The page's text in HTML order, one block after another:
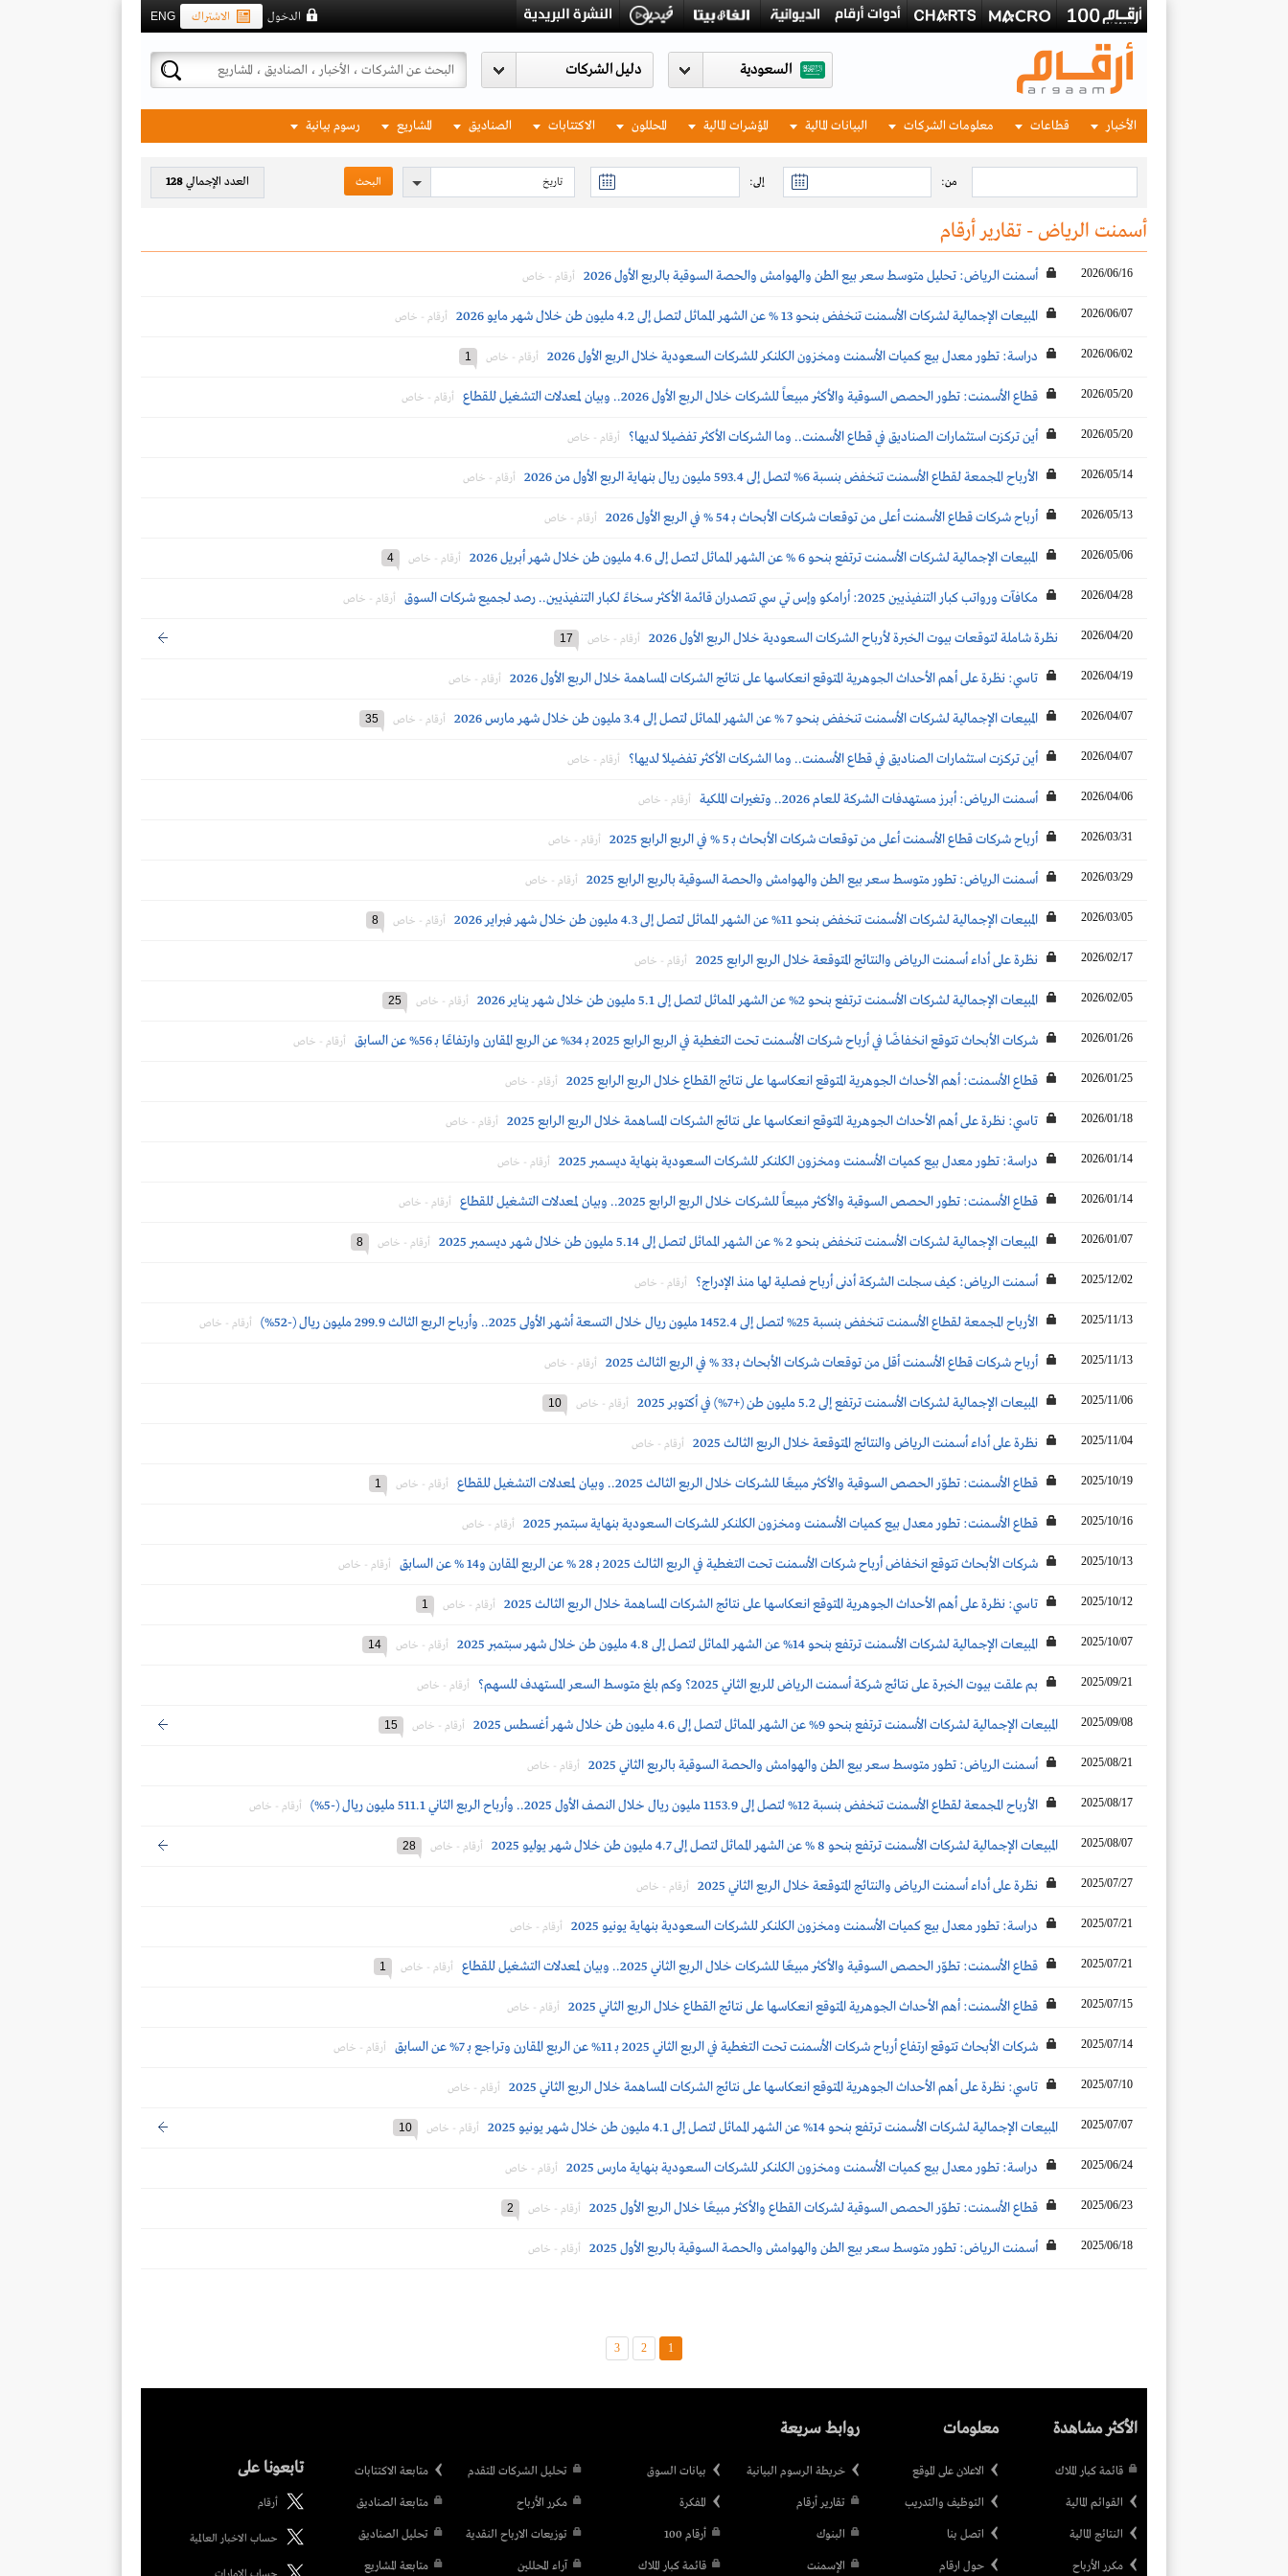
ENG الاشتراك الدخول
السعودية
الأخبار قطاعات معلومات الشركات البيانات المالية المؤشرات المالية المحللون الاكتتابات الصناديق المشاريع رسوم بيانية
من: إلى: العدد الإجمالي128
أسمنت الرياض - تقارير أرقام
2026/06/16 أسمنت الرياض: تحليل متوسط سعر بيع الطن والهوامش والحصة السوقية بالربع الأول 2026 أرقام - خاص
2026/06/07 المبيعات الإجمالية لشركات الأسمنت تنخفض بنحو 13 % عن الشهر المماثل لتصل إلى 4.2 مليون طن خلال شهر مايو 2026 أرقام - خاص
2026/06/02 دراسة: تطور معدل بيع كميات الأسمنت ومخزون الكلنكر للشركات السعودية خلال الربع الأول 2026 أرقام - خاص 1
2026/05/20 قطاع الأسمنت: تطور الحصص السوقية والأكثر مبيعاً للشركات خلال الربع الأول 2026.. وبيان لمعدلات التشغيل للقطاع أرقام - خاص
2026/05/20 أين تركزت استثمارات الصناديق في قطاع الأسمنت.. وما الشركات الأكثر تفضيلاً لديها؟ أرقام - خاص
2026/05/14 الأرباح المجمعة لقطاع الأسمنت تنخفض بنسبة 6% لتصل إلى 593.4 مليون ريال بنهاية الربع الأول من 2026 أرقام - خاص
2026/05/13 أرباح شركات قطاع الأسمنت أعلى من توقعات شركات الأبحاث بــ 54 % في الربع الأول 2026 أرقام - خاص
2026/05/06 المبيعات الإجمالية لشركات الأسمنت ترتفع بنحو 6 % عن الشهر المماثل لتصل إلى 4.6 مليون طن خلال شهر أبريل 2026 أرقام - خاص 4
2026/04/28 مكافآت ورواتب كبار التنفيذيين 2025: أرامكو وإس تي سي تتصدران قائمة الأكثر سخاءً لكبار التنفيذيين.. رصد لجميع شركات السوق أرقام - خاص
2026/04/20 نظرة شاملة لتوقعات بيوت الخبرة لأرباح الشركات السعودية خلال الربع الأول 2026 أرقام - خاص 17
2026/04/19 تاسي: نظرة على أهم الأحداث الجوهرية المتوقع انعكاسها على نتائج الشركات المساهمة خلال الربع الأول 2026 أرقام - خاص
2026/04/07 المبيعات الإجمالية لشركات الأسمنت تنخفض بنحو 7 % عن الشهر المماثل لتصل إلى 3.4 مليون طن خلال شهر مارس 2026 أرقام - خاص 35
2026/04/07 أين تركزت استثمارات الصناديق في قطاع الأسمنت.. وما الشركات الأكثر تفضيلاً لديها؟ أرقام - خاص
2026/04/06 أسمنت الرياض: أبرز مستهدفات الشركة للعام 2026.. وتغيرات الملكية أرقام - خاص
2026/03/31 أرباح شركات قطاع الأسمنت أعلى من توقعات شركات الأبحاث بــ 5 % في الربع الرابع 2025 أرقام - خاص
2026/03/29 أسمنت الرياض: تطور متوسط سعر بيع الطن والهوامش والحصة السوقية بالربع الرابع 2025 أرقام - خاص
2026/03/05 المبيعات الإجمالية لشركات الأسمنت تنخفض بنحو 11% عن الشهر المماثل لتصل إلى 4.3 مليون طن خلال شهر فبراير 2026 أرقام - خاص 8
2026/02/17 نظرة على أداء أسمنت الرياض والنتائج المتوقعة خلال الربع الرابع 2025 أرقام - خاص
2026/02/05 المبيعات الإجمالية لشركات الأسمنت ترتفع بنحو 2% عن الشهر المماثل لتصل إلى 5.1 مليون طن خلال شهر يناير 2026 أرقام - خاص 25
2026/01/26 شركات الأبحاث تتوقع انخفاضًا في أرباح شركات الأسمنت تحت التغطية في الربع الرابع 2025 بـ 34% عن الربع المقارن وارتفاعًا بـ 56% عن السابق أرقام - خاص
2026/01/25 قطاع الأسمنت: أهم الأحداث الجوهرية المتوقع انعكاسها على نتائج القطاع خلال الربع الرابع 2025 أرقام - خاص
2026/01/18 تاسي: نظرة على أهم الأحداث الجوهرية المتوقع انعكاسها على نتائج الشركات المساهمة خلال الربع الرابع 2025 أرقام - خاص
2026/01/14 دراسة: تطور معدل بيع كميات الأسمنت ومخزون الكلنكر للشركات السعودية بنهاية ديسمبر 2025 أرقام - خاص
2026/01/14 قطاع الأسمنت: تطور الحصص السوقية والأكثر مبيعاً للشركات خلال الربع الرابع 2025.. وبيان لمعدلات التشغيل للقطاع أرقام - خاص
2026/01/07 المبيعات الإجمالية لشركات الأسمنت تنخفض بنحو 2 % عن الشهر المماثل لتصل إلى 5.14 مليون طن خلال شهر ديسمبر 2025 أرقام - خاص 8
2025/12/02 أسمنت الرياض: كيف سجلت الشركة أدنى أرباح فصلية لها منذ الإدراج؟ أرقام - خاص
2025/11/13 الأرباح المجمعة لقطاع الأسمنت تنخفض بنسبة 25% لتصل إلى 1452.4 مليون ريال خلال التسعة أشهر الأولى 2025.. وأرباح الربع الثالث 299.9 مليون ريال (-52%) أرقام - خاص
2025/11/13 أرباح شركات قطاع الأسمنت أقل من توقعات شركات الأبحاث بــ 33 % في الربع الثالث 2025 أرقام - خاص
2025/11/06 المبيعات الإجمالية لشركات الأسمنت ترتفع إلى 5.2 مليون طن (+7%) في أكتوبر 2025 أرقام - خاص 10
2025/11/04 نظرة على أداء أسمنت الرياض والنتائج المتوقعة خلال الربع الثالث 2025 أرقام - خاص
2025/10/19 قطاع الأسمنت: تطوّر الحصص السوقية والأكثر مبيعًا للشركات خلال الربع الثالث 2025.. وبيان لمعدلات التشغيل للقطاع أرقام - خاص 1
2025/10/16 قطاع الأسمنت: تطور معدل بيع كميات الأسمنت ومخزون الكلنكر للشركات السعودية بنهاية سبتمبر 2025 أرقام - خاص
2025/10/13 شركات الأبحاث تتوقع انخفاض أرباح شركات الأسمنت تحت التغطية في الربع الثالث 2025 بـ 28 % عن الربع المقارن و14 % عن السابق أرقام - خاص
2025/10/12 تاسي: نظرة على أهم الأحداث الجوهرية المتوقع انعكاسها على نتائج الشركات المساهمة خلال الربع الثالث 2025 أرقام - خاص 1
2025/10/07 المبيعات الإجمالية لشركات الأسمنت ترتفع بنحو 14% عن الشهر المماثل لتصل إلى 4.8 مليون طن خلال شهر سبتمبر 2025 أرقام - خاص 14
2025/09/21 بم علقت بيوت الخبرة على نتائج شركة أسمنت الرياض للربع الثاني 2025؟ وكم بلغ متوسط السعر المستهدف للسهم؟ أرقام - خاص
2025/09/08 المبيعات الإجمالية لشركات الأسمنت ترتفع بنحو 9% عن الشهر المماثل لتصل إلى 4.6 مليون طن خلال شهر أغسطس 2025 أرقام - خاص 15
2025/08/21 أسمنت الرياض: تطور متوسط سعر بيع الطن والهوامش والحصة السوقية بالربع الثاني 2025 أرقام - خاص
2025/08/17 الأرباح المجمعة لقطاع الأسمنت تنخفض بنسبة 12% لتصل إلى 1153.9 مليون ريال خلال النصف الأول 2025.. وأرباح الربع الثاني 511.1 مليون ريال (-5%) أرقام - خاص
2025/08/07 المبيعات الإجمالية لشركات الأسمنت ترتفع بنحو 8 % عن الشهر المماثل لتصل إلى 4.7 مليون طن خلال شهر يوليو 2025 أرقام - خاص 28
2025/07/27 نظرة على أداء أسمنت الرياض والنتائج المتوقعة خلال الربع الثاني 2025 أرقام - خاص
2025/07/21 دراسة: تطور معدل بيع كميات الأسمنت ومخزون الكلنكر للشركات السعودية بنهاية يونيو 2025 أرقام - خاص
2025/07/21 قطاع الأسمنت: تطوّر الحصص السوقية والأكثر مبيعًا للشركات خلال الربع الثاني 2025.. وبيان لمعدلات التشغيل للقطاع أرقام - خاص 1
2025/07/15 قطاع الأسمنت: أهم الأحداث الجوهرية المتوقع انعكاسها على نتائج القطاع خلال الربع الثاني 2025 أرقام - خاص
2025/07/14 شركات الأبحاث تتوقع ارتفاع أرباح شركات الأسمنت تحت التغطية في الربع الثاني 2025 بـ 11% عن الربع المقارن وتراجع بـ 7% عن السابق أرقام - خاص
2025/07/10 تاسي: نظرة على أهم الأحداث الجوهرية المتوقع انعكاسها على نتائج الشركات المساهمة خلال الربع الثاني 2025 أرقام - خاص
2025/07/07 المبيعات الإجمالية لشركات الأسمنت ترتفع بنحو 14% عن الشهر المماثل لتصل إلى 4.1 مليون طن خلال شهر يونيو 2025 أرقام - خاص 10
2025/06/24 دراسة: تطور معدل بيع كميات الأسمنت ومخزون الكلنكر للشركات السعودية بنهاية مارس 2025 أرقام - خاص
2025/06/23 قطاع الأسمنت: تطوّر الحصص السوقية لشركات القطاع والأكثر مبيعًا خلال الربع الأول 2025 أرقام - خاص 2
2025/06/18 أسمنت الرياض: تطور متوسط سعر بيع الطن والهوامش والحصة السوقية بالربع الأول 2025 أرقام - خاص
1
2
3
الأكثر مشاهدة
قائمة كبار الملاك
القوائم المالية
النتائج المالية
مكرر الأرباح
معلومات
الاعلان على الموقع
التوظيف والتدريب
اتصل بنا
حول ارقام
روابط سريعة
خريطة الرسوم البيانية
تقارير أرقام
البنوك
الإسمنت
بيانات السوق
المفكرة
أرقام 100
قائمة كبار الملاك
تحليل الشركات المتقدم
مكرر الأرباح
توزيعات الارباح النقدية
آراء المحللين
متابعة الاكتتابات
متابعة الصناديق
تحليل الصناديق
متابعة المشاريع
تابعونا على
أرقام
حساب الاخبار العالمية